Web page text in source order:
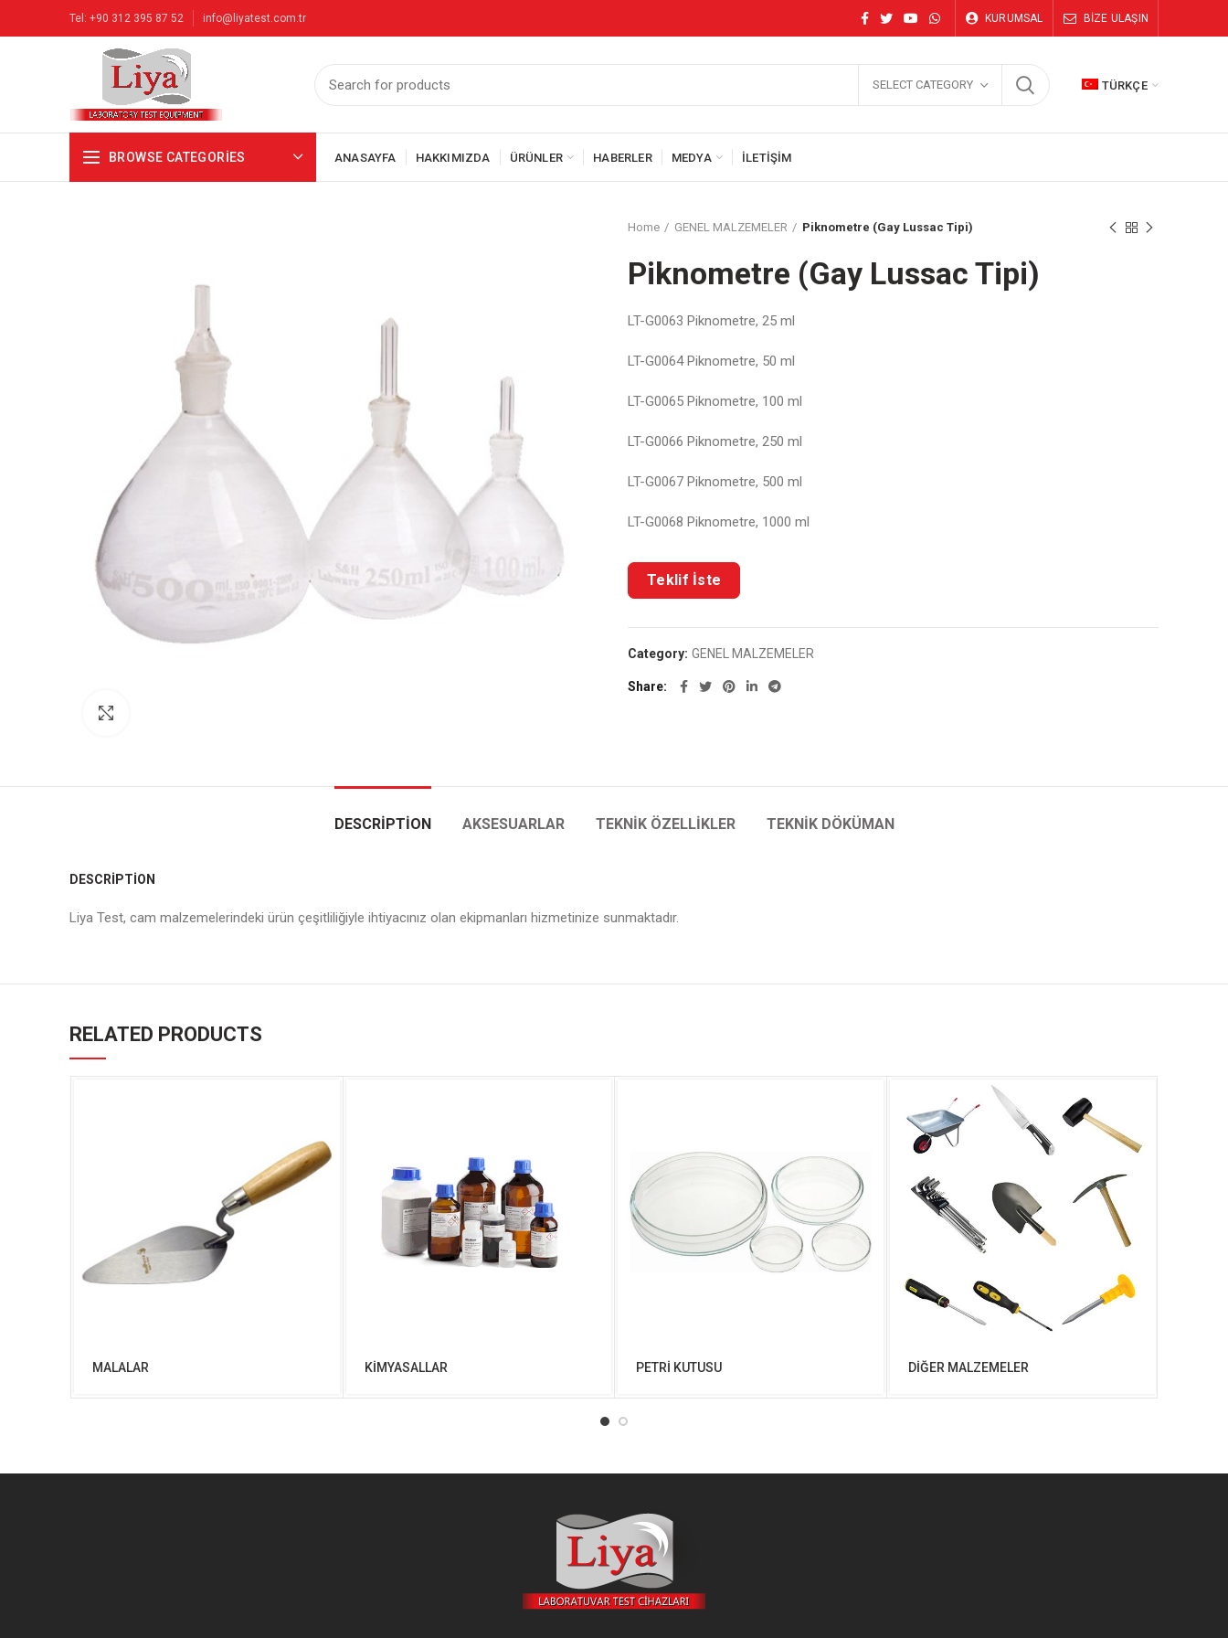
Tel: +90 312 395 87 52 info@liyatest.com.tr KURUMSAL BİZE ULAŞIN
SELECT CATEGORY TÜRKÇE
BROWSE CATEGORIES ANASAYFA HAKKIMIZDA ÜRÜNLER HABERLER MEDYA İLETIŞIM
Home GENEL MALZEMELER Piknometre (Gay Lussac Tipi)
Piknometre (Gay Lussac Tipi)
LT-G0063 Piknometre, 25 ml
LT-G0064 Piknometre, 50 ml
LT-G0065 Piknometre, 100 ml
LT-G0066 Piknometre, 250 ml
LT-G0067 Piknometre, 500 ml
LT-G0068 Piknometre, 1000 ml
Category: GENEL MALZEMELER
Share
DESCRIPTION AKSESUARLAR TEKNİK ÖZELLİKLER TEKNİK DÖKÜMAN
DESCRIPTION
Liya Test, cam malzemelerindeki ürün çeşitliliğiyle ihtiyacınız olan ekipmanları hizmetinize sunmaktadır.
RELATED PRODUCTS
MALALAR KİMYASALLAR PETRİ KUTUSU DİĞER MALZEMELER